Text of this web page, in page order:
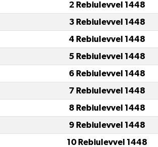
2 Rebiulevvel 1448
3 Rebiulevvel 1448
4 Rebiulevvel 1448
5 Rebiulevvel 1448
6 Rebiulevvel 1448
7 Rebiulevvel 1448
8 Rebiulevvel 1448
9 Rebiulevvel 1448
10 Rebiulevvel 1448